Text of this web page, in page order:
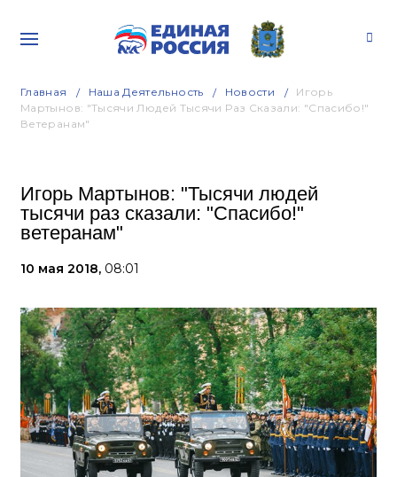
Главная Наша Деятельность Новости
Игорь
Мартынов: "Тысячи Людей Тысячи Раз Сказали: "Спасибо!"
Ветеранам"
Игорь Мартынов: "Тысячи людей
тысячи раз сказали: "Спасибо!"
ветеранам"
10 мая 2018, 08:01